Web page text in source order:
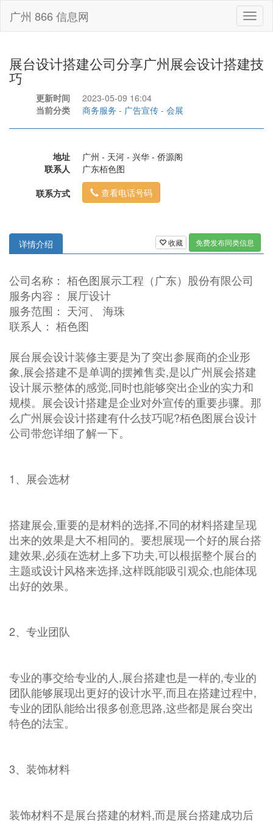
广州 866 信息网
展台设计搭建公司分享广州展会设计搭建技
巧
更新时间
2023-05-09 16:04
当前分类
商务服务 - 广告宣传 - 会展
地址
广州 - 天河 - 兴华 - 侨源阁
联系人
广东栢色图
联系方式
查看电话号码
收藏 免费发布同类信息
详情介绍
公司名称： 栢色图展示工程（广东）股份有限公司
服务内容： 展厅设计
服务范围： 天河、 海珠
联系人： 栢色图
展台展会设计装修主要是为了突出参展商的企业形
象,展会搭建不是单调的摆摊售卖,是以广州展会搭建
设计展示整体的感觉,同时也能够突出企业的实力和
规模。展会设计搭建是企业对外宣传的重要步骤。那
么广州展会设计搭建有什么技巧呢?栢色图展台设计
公司带您详细了解一下。
1、展会选材
搭建展会,重要的是材料的选择,不同的材料搭建呈现
出来的效果是大不相同的。要想展现一个好的展台搭
建效果,必须在选材上多下功夫,可以根据整个展台的
主题或设计风格来选择,这样既能吸引观众,也能体现
出好的效果。
2、专业团队
专业的事交给专业的人,展台搭建也是一样的,专业的
团队能够展现出更好的设计水平,而且在搭建过程中,
专业的团队能给出很多创意思路,这些都是展台突出
特色的法宝。
3、装饰材料
装饰材料不是展台搭建的材料,而是展台搭建成功后